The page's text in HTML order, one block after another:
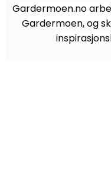
Gardermoen.no
Gardermoen, og